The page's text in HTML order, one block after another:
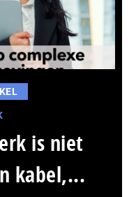
is niet
kabel,...